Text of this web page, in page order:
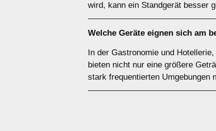
wird, kann ein Standgerät besser
Welche Geräte eignen sich am
In der Gastronomie und
bieten nicht nur eine größere
stark frequentierten Umgebungen